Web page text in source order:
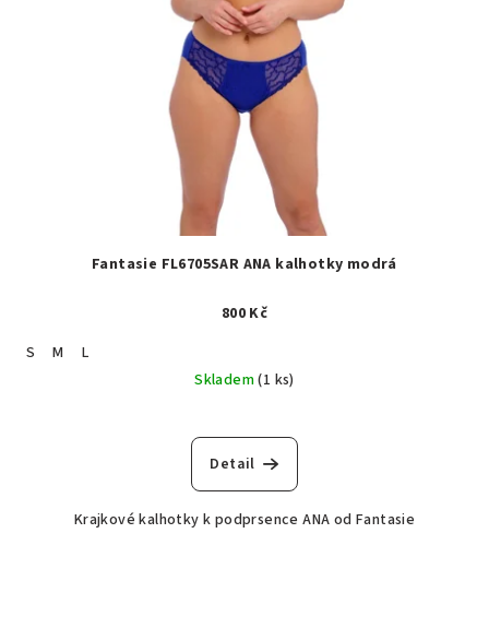
Fantasie FL6705SAR ANA kalhotky modrá
800 Kč
S
M
L
Skladem(1 ks)
Detail
Krajkové kalhotky k podprsence ANA od Fantasie